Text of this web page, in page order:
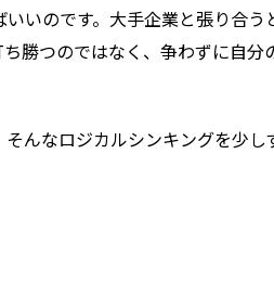
いのです。大手企業と張り合う
勝つのではなく、争わずに自分
んなロジカルシンキングを少し